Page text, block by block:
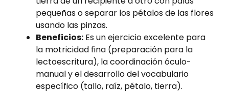
pequeñas o separar los pétalos de las flores
usando las pinzas.
Beneficios: Es un ejercicio excelente para
la motricidad fina (preparación para la
lectoescritura), la coordinación óculo-
manual y el desarrollo del vocabulario
específico (tallo, raíz, pétalo, tierra).